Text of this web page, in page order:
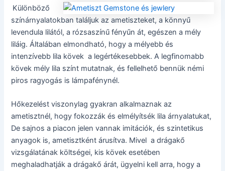
Különböző
színárnyalatokban találjuk az ametiszteket, a könnyű
levendula lilától, a rózsaszínű fényűn át, egészen a mély
liláig. Általában elmondható, hogy a mélyebb és
intenzívebb lila kövek a legértékesebbek. A legfinomabb
kövek mély lila színt mutatnak, és fellelhető bennük némi
piros ragyogás is lámpafénynél.
Hőkezelést viszonylag gyakran alkalmaznak az
ametisztnél, hogy fokozzák és elmélyítsék lila árnyalatukat,
De sajnos a piacon jelen vannak imitációk, és szintetikus
anyagok is, ametisztként árusítva. Mivel a drágakő
vizsgálatának költségei, kis kövek esetében
meghaladhatják a drágakő árát, ügyelni kell arra, hogy a